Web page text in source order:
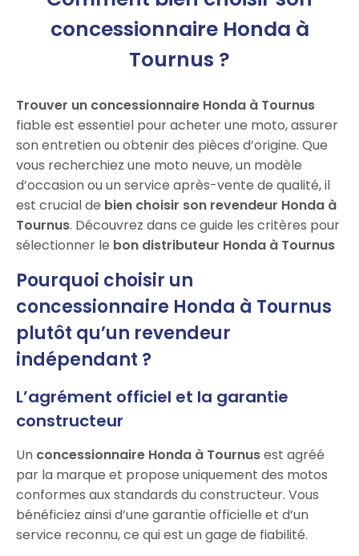
concessionnaire Honda à
Tournus ?
Trouver un concessionnaire Honda à Tournus
fiable est essentiel pour acheter une moto, assurer
son entretien ou obtenir des pièces d’origine. Que
vous recherchiez une moto neuve, un modèle
d’occasion ou un service après-vente de qualité, il
est crucial de bien choisir son revendeur Honda à
Tournus. Découvrez dans ce guide les critères pour
sélectionner le bon distributeur Honda à Tournus
Pourquoi choisir un
concessionnaire Honda à Tournus
plutôt qu’un revendeur
indépendant ?
L’agrément officiel et la garantie
constructeur
Un concessionnaire Honda à Tournusest agréé
par la marque et propose uniquement des motos
conformes aux standards du constructeur. Vous
bénéficiez ainsi d’une garantie officielle et d’un
service reconnu, ce qui est un gage de fiabilité.